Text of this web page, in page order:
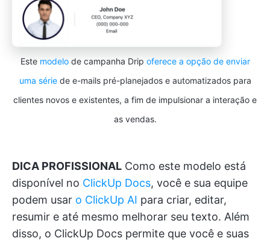
Este modelode campanha Drip oferece a opção de enviar
uma sériede e-mails pré-planejados e automatizados para
clientes novos e existentes, a fim de impulsionar a interação e
as vendas.
DICA PROFISSIONAL Como este modelo está
disponível no ClickUp Docs, você e sua equipe
podem usar o ClickUp AI para criar, editar,
resumir e até mesmo melhorar seu texto. Além
disso, o ClickUp Docs permite que você e suas